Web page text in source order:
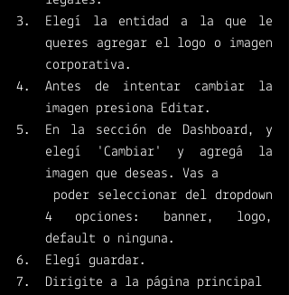
Elegí la entidad a la que le
queres agregar el logo o imagen
corporativa.
Antes de intentar cambiar la
imagen presiona Editar.
En la sección de Dashboard, y
elegí 'Cambiar' y agregá la
imagen que deseas. Vas a
4 opciones: banner, logo,
default o ninguna.
Elegí guardar.
Dirigite a la página principal